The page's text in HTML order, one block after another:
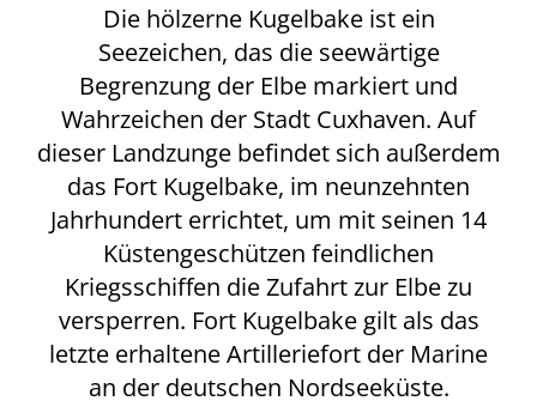
Die hölzerne Kugelbake ist ein
Seezeichen, das die seewärtige
Begrenzung der Elbe markiert und
Wahrzeichen der Stadt Cuxhaven. Auf
dieser Landzunge befindet sich außerdem
das Fort Kugelbake, im neunzehnten
Jahrhundert errichtet, um mit seinen 14
Küstengeschützen feindlichen
Kriegsschiffen die Zufahrt zur Elbe zu
versperren. Fort Kugelbake gilt als das
letzte erhaltene Artilleriefort der Marine
an der deutschen Nordseeküste.